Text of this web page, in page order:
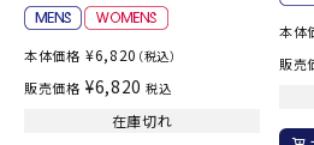
本体価格 ¥6,820 （税込）
販売価格 ¥6,820 税込
在庫切れ
本体
販売